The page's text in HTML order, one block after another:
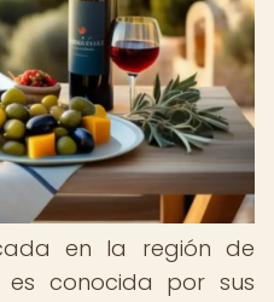
en la región de
es conocida por sus